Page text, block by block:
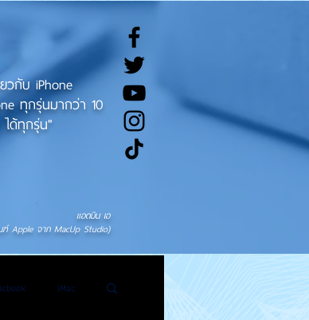
วกับ iPhone
ทุกรุ่นมากว่า 10
ด้ทุกรุ่น"
แอดมิน เอ
Apple จาก MacUp Studio)
iMac